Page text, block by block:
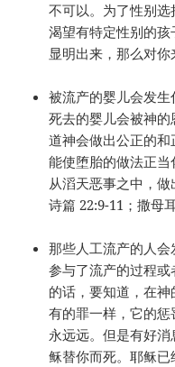
不可以。为了性别
渴望有特定性别的
显明出来，那么对你
被流产的婴儿会发生
死去的婴儿会被神
道神会做出公正的
能使堕胎的做法正
从滔天恶事之中，做
诗篇 22:9-11；撒母
那些人工流产的人会
参与了流产的过程
的话，要知道，在
有的罪一样，它的
永远远。但是有好
稣替你而死。耶稣